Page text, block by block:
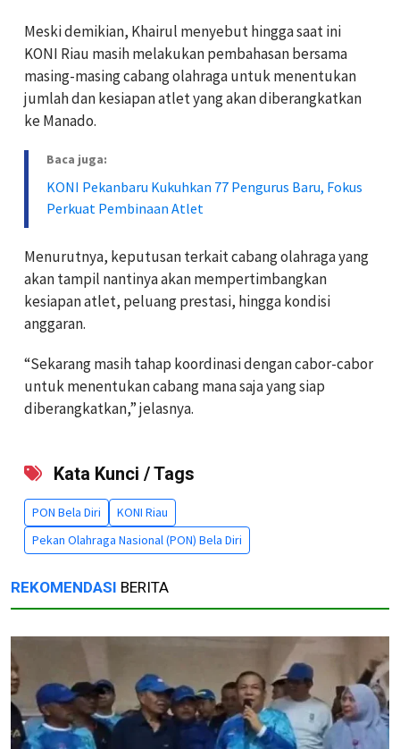
Meski demikian, Khairul menyebut hingga saat ini
KONI Riau masih melakukan pembahasan bersama
masing-masing cabang olahraga untuk menentukan
jumlah dan kesiapan atlet yang akan diberangkatkan
ke Manado.
Baca juga:
KONI Pekanbaru Kukuhkan 77 Pengurus Baru, Fokus
Perkuat Pembinaan Atlet
Menurutnya, keputusan terkait cabang olahraga yang
akan tampil nantinya akan mempertimbangkan
kesiapan atlet, peluang prestasi, hingga kondisi
anggaran.
“Sekarang masih tahap koordinasi dengan cabor-cabor
untuk menentukan cabang mana saja yang siap
diberangkatkan,” jelasnya.
Kata Kunci / Tags
PON Bela Diri
KONI Riau
Pekan Olahraga Nasional (PON) Bela Diri
REKOMENDASI BERITA